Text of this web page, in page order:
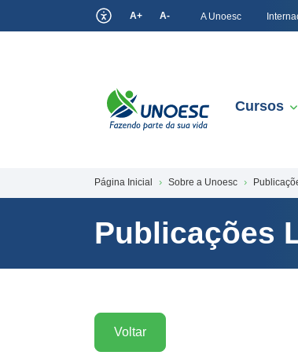
A+ A- A Unoesc
Cursos
Página Inicial Sobre a Unoesc
Publicações
Voltar